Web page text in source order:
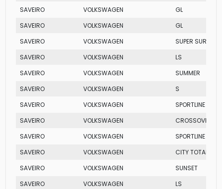
SAVEIRO
VOLKSWAGEN
GL
SAVEIRO
VOLKSWAGEN
GL
SAVEIRO
VOLKSWAGEN
SUPER SURF
SAVEIRO
VOLKSWAGEN
LS
SAVEIRO
VOLKSWAGEN
SUMMER
SAVEIRO
VOLKSWAGEN
S
SAVEIRO
VOLKSWAGEN
SPORTLINE
SAVEIRO
VOLKSWAGEN
CROSSOVER
SAVEIRO
VOLKSWAGEN
SPORTLINE
SAVEIRO
VOLKSWAGEN
CITY TOTAL FLEX
SAVEIRO
VOLKSWAGEN
SUNSET
SAVEIRO
VOLKSWAGEN
LS